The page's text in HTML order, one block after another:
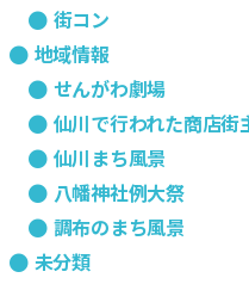
街コン
地域情報
せんがわ劇場
仙川で行われた商店街
仙川まち風景
八幡神社例大祭
調布のまち風景
未分類